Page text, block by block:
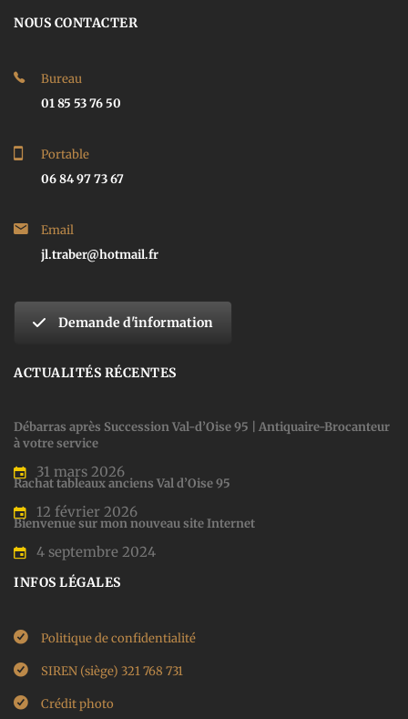
NOUS CONTACTER
Bureau
01 85 53 76 50
Portable
06 84 97 73 67
Email
jl.traber@hotmail.fr
Demande d'information
ACTUALITÉS RÉCENTES
Débarras après Succession Val-d’Oise 95 | Antiquaire-Brocanteur
à votre service
31 mars 2026
Rachat tableaux anciens Val d’Oise 95
12 février 2026
Bienvenue sur mon nouveau site Internet
4 septembre 2024
INFOS LÉGALES
Politique de confidentialité
SIREN (siège) 321 768 731
Crédit photo